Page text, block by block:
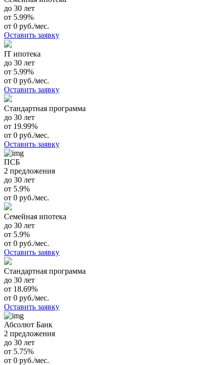
до 30 лет
от 5.99%
от 0 руб./мес.
Оставить заявку
IT ипотека
до 30 лет
от 5.99%
от 0 руб./мес.
Оставить заявку
Стандартная программа
до 30 лет
от 19.99%
от 0 руб./мес.
Оставить заявку
ПСБ
2 предложения
до 30 лет
от 5.9%
от 0 руб./мес.
Семейная ипотека
до 30 лет
от 5.9%
от 0 руб./мес.
Оставить заявку
Стандартная программа
до 30 лет
от 18.69%
от 0 руб./мес.
Оставить заявку
Абсолют Банк
2 предложения
до 30 лет
от 5.75%
от 0 руб./мес.